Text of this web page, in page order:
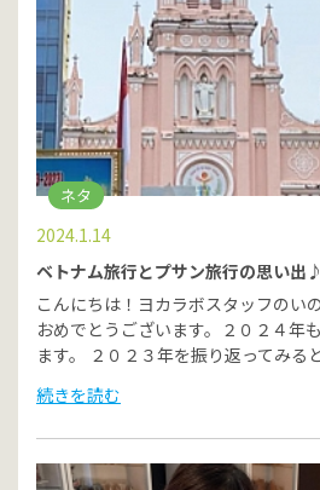
ネタ
2024.1.14
ベトナム旅行とプサン旅行の思い出♪
こんにちは！ヨカラボスタッフのい
おめでとうございます。２０２４年
ます。 ２０２３年を振り返ってみ
続きを読む